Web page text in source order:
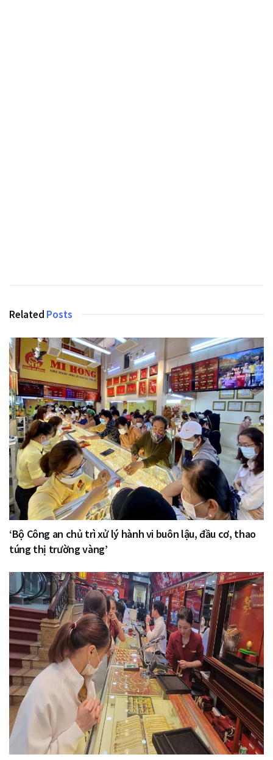
Related Posts
‘Bộ Công an chủ trì xử lý hành vi buôn lậu, đầu cơ, thao
túng thị trường vàng’